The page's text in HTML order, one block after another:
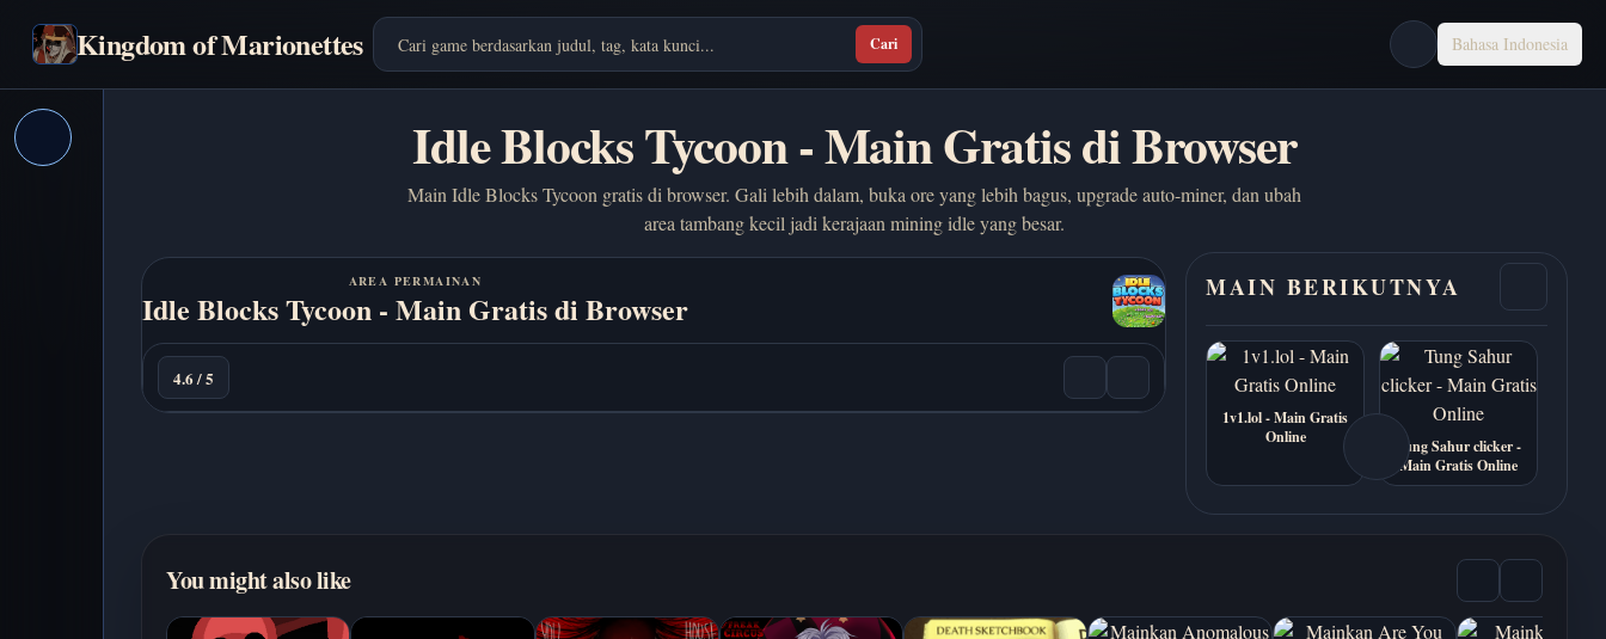
Kingdom of Marionettes Cari Bahasa Indonesia
Idle Blocks Tycoon - Main Gratis di Browser
Main Idle Blocks Tycoon gratis di browser. Gali lebih dalam, buka ore yang lebih bagus, upgrade auto-miner, dan ubah
area tambang kecil jadi kerajaan mining idle yang besar.
Main
sekarang
AREA PERMAINAN
Idle Blocks Tycoon - Main Gratis di Browser
4.6 / 5
MAIN BERIKUTNYA
1v1.lol - Main Gratis
Online
Tung Sahur clicker -
Main Gratis Online
main gratis online
CS 1 - main Counter-
Strike 1 gratis online
You might also like